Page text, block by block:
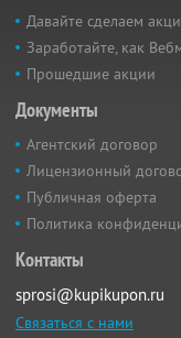
Давайте сделаем
Заработайте, как
Прошедшие акции
Документы
Агентский договор
Лицензионный
Публичная оферта
Политика
Контакты
sprosi@kupikupon.ru
Связаться с нами